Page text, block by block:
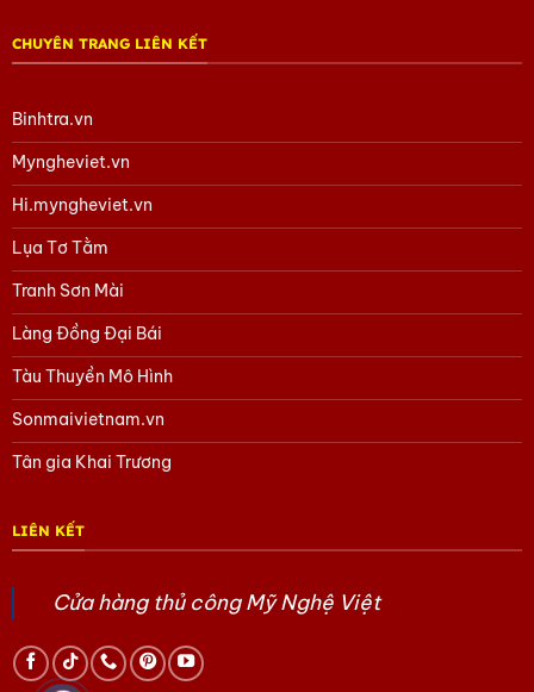
CHUYÊN TRANG LIÊN KẾT
Binhtra.vn
Myngheviet.vn
Hi.myngheviet.vn
Lụa Tơ Tằm
Tranh Sơn Mài
Làng Đồng Đại Bái
Tàu Thuyền Mô Hình
Sonmaivietnam.vn
Tân gia Khai Trương
LIÊN KẾT
Cửa hàng thủ công Mỹ Nghệ Việt